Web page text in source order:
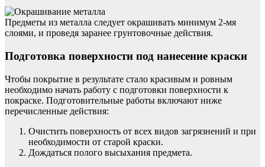
Предметы из металла следует окрашивать минимум 2-мя
слоями, и проведя заранее грунтовочные действия.
Подготовка поверхности под нанесение краски
Чтобы покрытие в результате стало красивым и ровным
необходимо начать работу с подготовки поверхности к
покраске. Подготовительные работы включают ниже
перечисленные действия:
Очистить поверхность от всех видов загрязнений и при
необходимости от старой краски.
Дождаться полого высыхания предмета.